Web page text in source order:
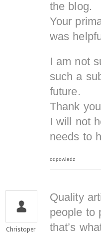
the blog.
Your
was
I am not
such a
future.
Thank
I will not
needs to
odpowiedz
Christoper
Quality
people to
that’s